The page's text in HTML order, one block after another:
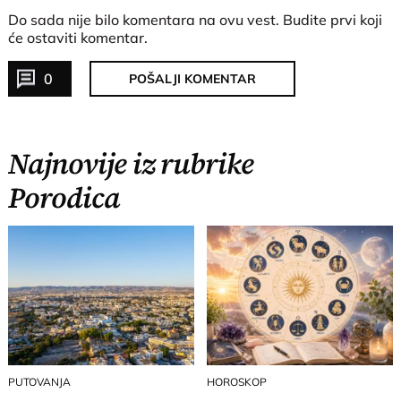
Do sada nije bilo komentara na ovu vest. Budite prvi koji
će ostaviti komentar.
0 POŠALJI KOMENTAR
Najnovije iz rubrike
Porodica
PUTOVANJA HOROSKOP